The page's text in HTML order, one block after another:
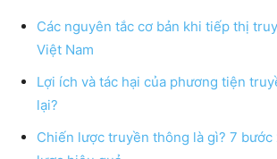
Các nguyên tắc cơ bản khi tiếp thị
Việt Nam
Lợi ích và tác hại của phương tiện
lại?
Chiến lược truyền thông là gì? 7 bước